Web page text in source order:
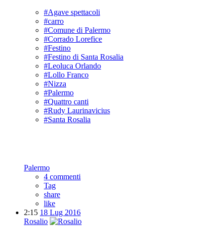
#Agave spettacoli
#carro
#Comune di Palermo
#Corrado Lorefice
#Festino
#Festino di Santa Rosalia
#Leoluca Orlando
#Lollo Franco
#Nizza
#Palermo
#Quattro canti
#Rudy Laurinavicius
#Santa Rosalia
Palermo
4 commenti
Tag
share
like
2:15 18 Lug 2016
Rosalio